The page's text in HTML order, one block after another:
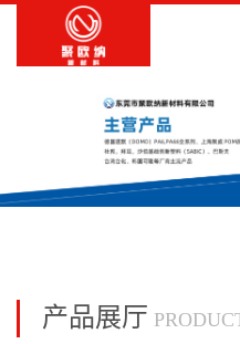
产品展厅